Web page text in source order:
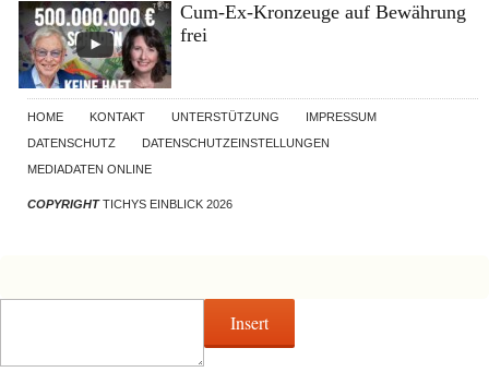
Cum-Ex-Kronzeuge auf Bewährung
frei
HOME KONTAKT UNTERSTÜTZUNG
IMPRESSUM
DATENSCHUTZ
DATENSCHUTZEINSTELLUNGEN
MEDIADATEN ONLINE
COPYRIGHTTICHYS EINBLICK 2026
Insert